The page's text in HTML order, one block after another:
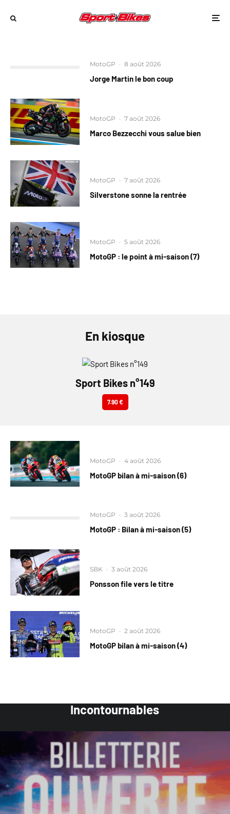
MotoGP · 8 août 2026
Jorge Martin le bon coup
MotoGP · 7 août 2026
Marco Bezzecchi vous salue bien
MotoGP · 7 août 2026
Silverstone sonne la rentrée
MotoGP · 5 août 2026
MotoGP : le point à mi-saison (7)
En kiosque
Sport Bikes n°149
7.90 €
MotoGP · 4 août 2026
MotoGP bilan à mi-saison (6)
MotoGP · 3 août 2026
MotoGP : Bilan à mi-saison (5)
SBK · 3 août 2026
Ponsson file vers le titre
MotoGP · 2 août 2026
MotoGP bilan à mi-saison (4)
Incontournables